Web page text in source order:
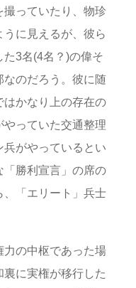
撮っていたり、物珍
に見えるが、彼ら
3名(4名？)の偉そ
なのだろう。彼に随
かなり上の存在の
っていた交通整理
がやっているとい
「勝利宣言」の席の
「エリート」兵士
力の中枢であった場
に実権が移行した